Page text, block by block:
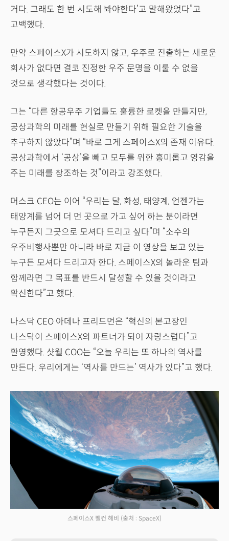
거다. 그래도 한 번 시도해 봐야한다’고 말해왔었다”고
고백했다.
만약 스페이스X가 시도하지 않고, 우주로 진출하는 새로운
회사가 없다면 결코 진정한 우주 문명을 이룰 수 없을
것으로 생각했다는 것이다.
그는 “다른 항공우주 기업들도 훌륭한 로켓을 만들지만,
공상과학의 미래를 현실로 만들기 위해 필요한 기술을
추구하지 않았다”며 “바로 그게 스페이스X의 존재 이유다.
공상과학에서 ‘공상’을 빼고 모두를 위한 흥미롭고 영감을
주는 미래를 창조하는 것”이라고 강조했다.
머스크 CEO는 이어 “우리는 달, 화성, 태양계, 언젠가는
태양계를 넘어 더 먼 곳으로 가고 싶어 하는 분이라면
누구든지 그곳으로 모셔다 드리고 싶다”며 “소수의
우주비행사뿐만 아니라 바로 지금 이 영상을 보고 있는
누구든 모셔다 드리고자 한다. 스페이스X의 놀라운 팀과
함께라면 그 목표를 반드시 달성할 수 있을 것이라고
확신한다”고 했다.
나스닥 CEO 아데나 프리드먼은 “혁신의 본고장인
나스닥이 스페이스X의 파트너가 되어 자랑스럽다”고
환영했다. 샷웰 COO는 “오늘 우리는 또 하나의 역사를
만든다. 우리에게는 ‘역사를 만드는’ 역사가 있다”고 했다.
스페이스X 팰컨 헤비 (출처 : SpaceX)